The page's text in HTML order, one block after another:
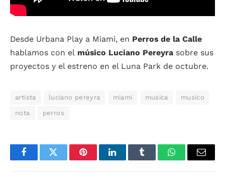
Desde Urbana Play a Miami, en Perros de la Calle
hablamos con el músico Luciano Pereyra sobre sus
proyectos y el estreno en el Luna Park de octubre.
artista luciano pereyra miami musica musico
nota perros
FacebookTwitter PinterestLinkedInTumblr WhatsAppEmail